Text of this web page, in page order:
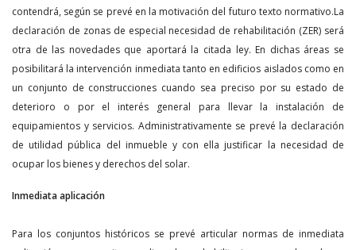
contendrá, según se prevé en la motivación del futuro texto normativo.La
declaración de zonas de especial necesidad de rehabilitación (ZER) será
otra de las novedades que aportará la citada ley. En dichas áreas se
posibilitará la intervención inmediata tanto en edificios aislados como en
un conjunto de construcciones cuando sea preciso por su estado de
deterioro o por el interés general para llevar la instalación de
equipamientos y servicios. Administrativamente se prevé la declaración
de utilidad pública del inmueble y con ella justificar la necesidad de
ocupar los bienes y derechos del solar.
Inmediata aplicación
Para los conjuntos históricos se prevé articular normas de inmediata